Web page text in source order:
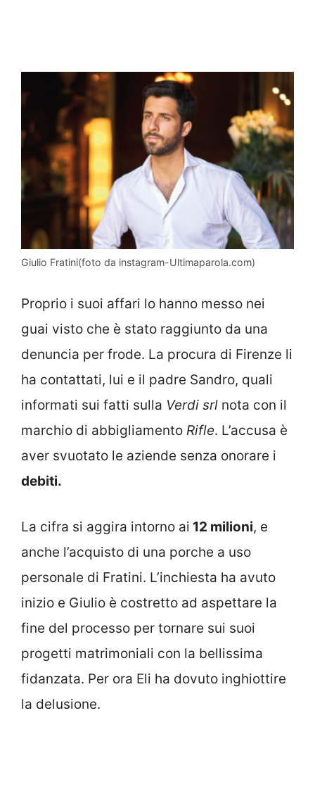
Giulio Fratini(foto da instagram-Ultimaparola.com)
Proprio i suoi affari lo hanno messo nei
guai visto che è stato raggiunto da una
denuncia per frode. La procura di Firenze li
ha contattati, lui e il padre Sandro, quali
informati sui fatti sulla Verdi srl nota con il
marchio di abbigliamento Rifle. L’accusa è
aver svuotato le aziende senza onorare i
debiti.
La cifra si aggira intorno ai 12 milioni, e
anche l’acquisto di una porche a uso
personale di Fratini. L’inchiesta ha avuto
inizio e Giulio è costretto ad aspettare la
fine del processo per tornare sui suoi
progetti matrimoniali con la bellissima
fidanzata. Per ora Eli ha dovuto inghiottire
la delusione.